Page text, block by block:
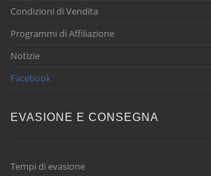
Condizioni di Vendita
Programmi di Affiliazione
Notizie
Facebook
EVASIONE E CONSEGNA
Tempi di evasione